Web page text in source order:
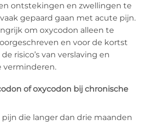
ontstekingen en zwellingen te
gepaard gaan met acute pijn.
om oxycodon alleen te
en voor de kortst
risico’s van verslaving en
verminderen.
of oxycodon bij chronische
die langer dan drie maanden